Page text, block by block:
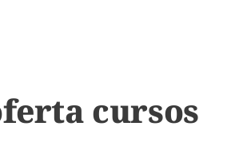
cursos